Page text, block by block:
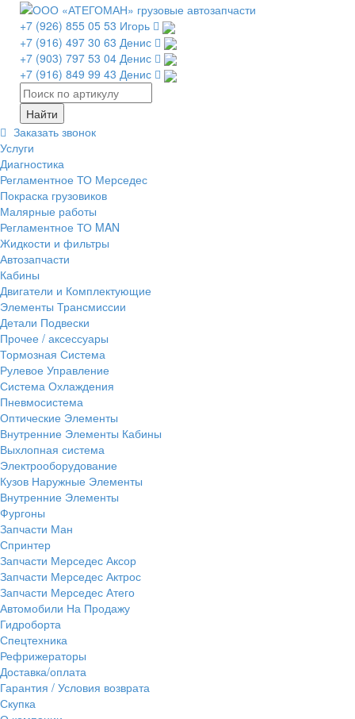
+7 (926) 855 05 53 Игорь
+7 (916) 497 30 63 Денис
+7 (903) 797 53 04 Денис
+7 (916) 849 99 43 Денис
Заказать звонок
Услуги
Диагностика
Регламентное ТО Мерседес
Покраска грузовиков
Малярные работы
Регламентное ТО MAN
Жидкости и фильтры
Автозапчасти
Кабины
Двигатели и Комплектующие
Элементы Трансмиссии
Детали Подвески
Прочее / аксессуары
Тормозная Система
Рулевое Управление
Система Охлаждения
Пневмосистема
Оптические Элементы
Внутренние Элементы Кабины
Выхлопная система
Электрооборудование
Кузов Наружные Элементы
Внутренние Элементы
Фургоны
Запчасти Ман
Спринтер
Запчасти Мерседес Аксор
Запчасти Мерседес Актрос
Запчасти Мерседес Атего
Автомобили На Продажу
Гидроборта
Спецтехника
Рефрижераторы
Доставка/оплата
Гарантия / Условия возврата
Скупка